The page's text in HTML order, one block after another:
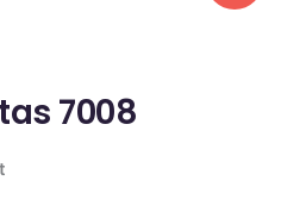
7008